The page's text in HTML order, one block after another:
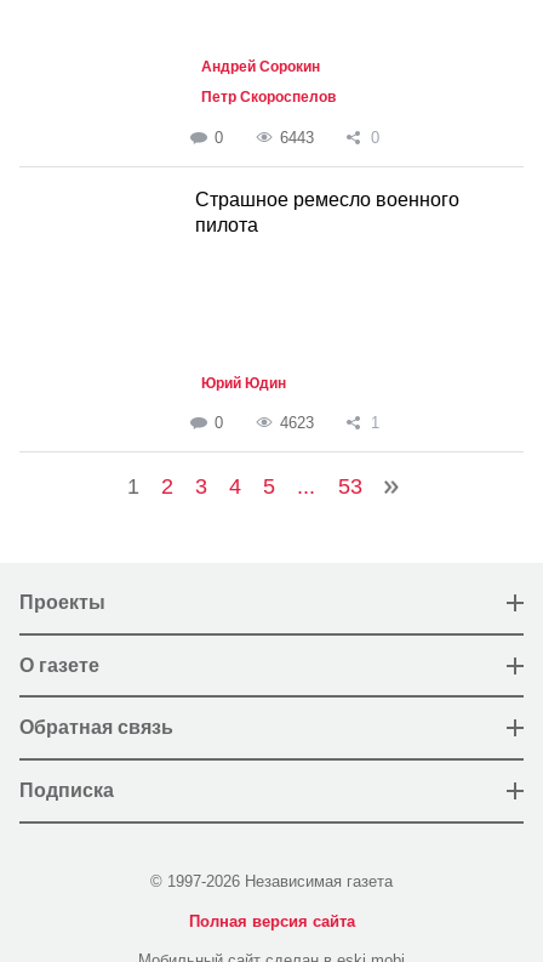
Андрей Сорокин
Петр Скороспелов
0 6443 0
Страшное ремесло военного
пилота
Юрий Юдин
0 4623 1
1 2 3 4 5 ... 53
Проекты
О газете
Обратная связь
Подписка
© 1997-2026 Независимая газета
Полная версия сайта